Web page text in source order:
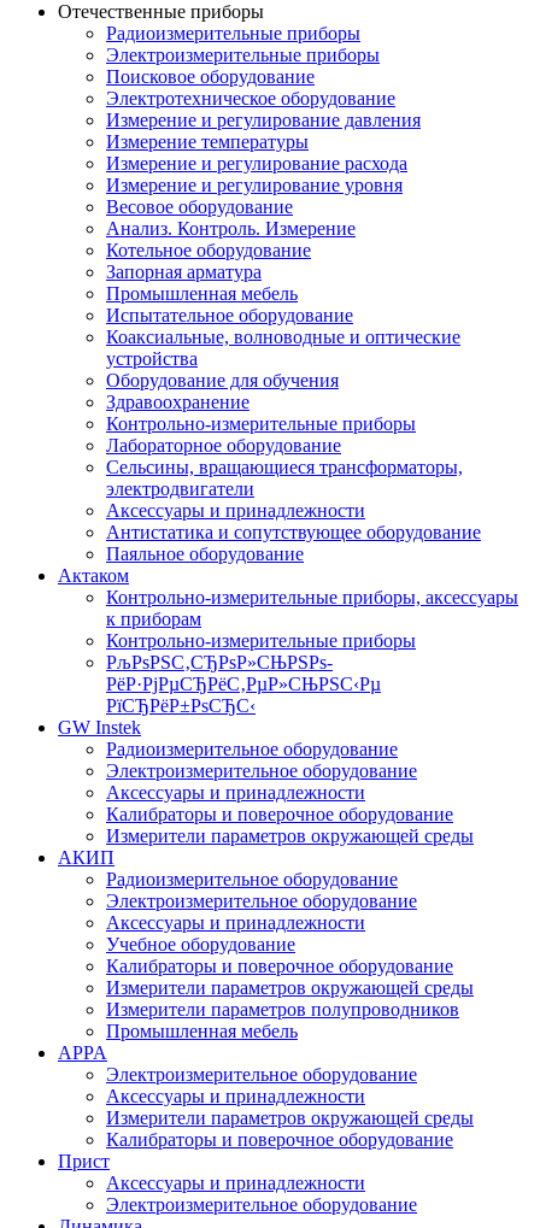
Отечественные приборы
Радиоизмерительные приборы
Электроизмерительные приборы
Поисковое оборудование
Электротехническое оборудование
Измерение и регулирование давления
Измерение температуры
Измерение и регулирование расхода
Измерение и регулирование уровня
Весовое оборудование
Анализ. Контроль. Измерение
Котельное оборудование
Запорная арматура
Промышленная мебель
Испытательное оборудование
Коаксиальные, волноводные и оптические
устройства
Оборудование для обучения
Здравоохранение
Контрольно-измерительные приборы
Лабораторное оборудование
Сельсины, вращающиеся трансформаторы,
электродвигатели
Аксессуары и принадлежности
Антистатика и сопутствующее оборудование
Паяльное оборудование
Актаком
Контрольно-измерительные приборы, аксессуары
к приборам
Контрольно-измерительные приборы
РљРѕРЅС‚СЂРѕР»СЊРЅРѕ-
РёР·РјРµСЂРёС‚РµР»СЊРЅС‹Рµ
РїСЂРёР±РѕСЂС‹
GW Instek
Радиоизмерительное оборудование
Электроизмерительное оборудование
Аксессуары и принадлежности
Калибраторы и поверочное оборудование
Измерители параметров окружающей среды
АКИП
Радиоизмерительное оборудование
Электроизмерительное оборудование
Аксессуары и принадлежности
Учебное оборудование
Калибраторы и поверочное оборудование
Измерители параметров окружающей среды
Измерители параметров полупроводников
Промышленная мебель
APPA
Электроизмерительное оборудование
Аксессуары и принадлежности
Измерители параметров окружающей среды
Калибраторы и поверочное оборудование
Прист
Аксессуары и принадлежности
Электроизмерительное оборудование